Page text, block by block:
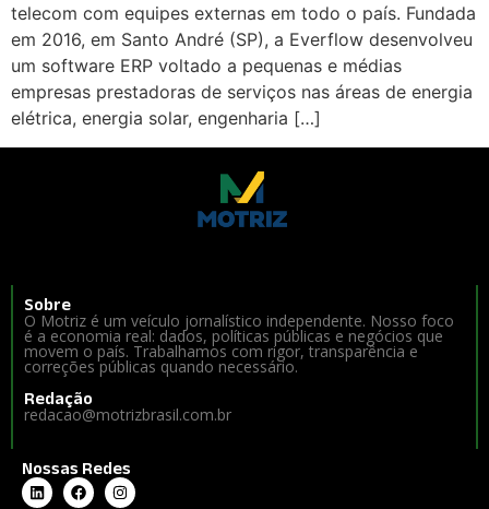
telecom com equipes externas em todo o país. Fundada
em 2016, em Santo André (SP), a Everflow desenvolveu
um software ERP voltado a pequenas e médias
empresas prestadoras de serviços nas áreas de energia
elétrica, energia solar, engenharia […]
Sobre
O Motriz é um veículo jornalístico independente. Nosso foco
é a economia real: dados, políticas públicas e negócios que
movem o país. Trabalhamos com rigor, transparência e
correções públicas quando necessário.
Redação
redacao@motrizbrasil.com.br
Nossas Redes